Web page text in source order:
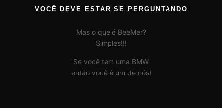
VOCÊ DEVE ESTAR SE PERGUNTANDO
Mas o que é BeeMer?
Simples!!!
Se você tem uma BMW
então você é um de nós!